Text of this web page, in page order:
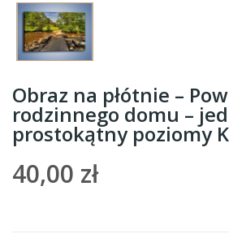
Obraz na płótnie –
rodzinnego domu –
prostokątny poziomy
40,00 zł